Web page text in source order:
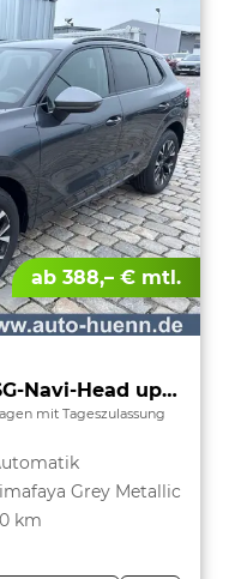
ab 388,– € mtl.
Impulse 1,5 eTSI 150 PS DSG-Navi-Head up Display-Intelligent Park Assist-Sofort
mit Tageszulassung
Grey Metallic
km